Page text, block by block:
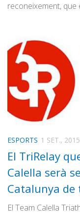
reconeixement,
ESPORTS 1 SET., 2015
El TriRelay
Calella serà
Catalunya
El Team Calella